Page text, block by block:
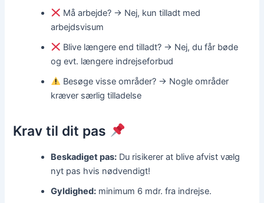
Må arbejde? → Nej, kun tilladt med
arbejdsvisum
Blive længere end tilladt? → Nej, du får bøde
og evt. længere indrejseforbud
Besøge visse områder? → Nogle områder
kræver særlig tilladelse
Krav til dit pas
Beskadiget pas: Du risikerer at blive afvist vælg
nyt pas hvis nødvendigt!
Gyldighed: minimum 6 mdr. fra indrejse.